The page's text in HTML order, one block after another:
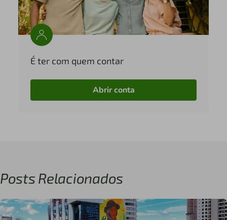
É ter com quem contar
Abrir conta
Posts Relacionados